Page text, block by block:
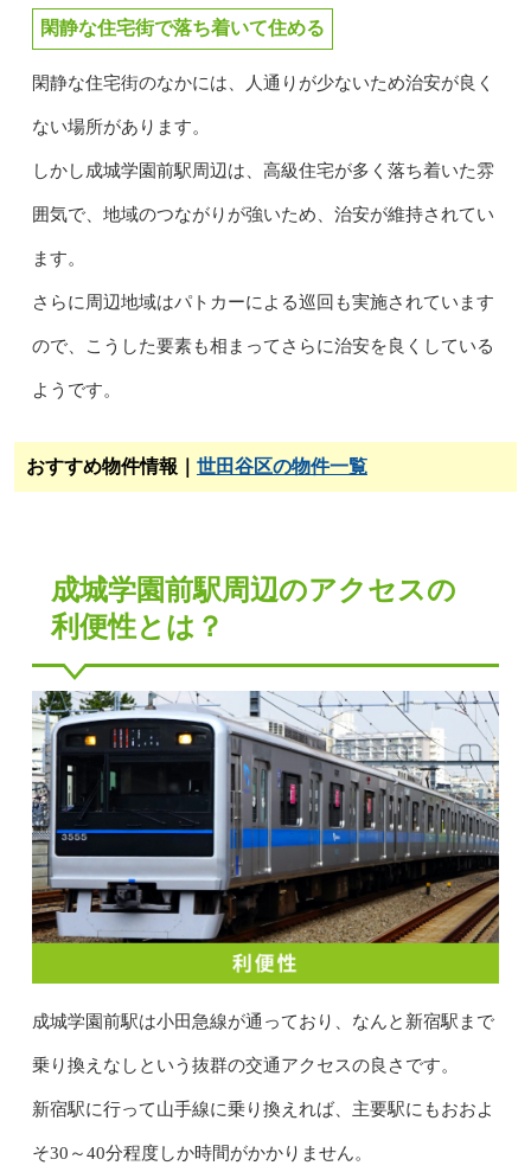
閑静な住宅街で落ち着いて住める
閑静な住宅街のなかには、人通りが少ないため治安が良く
ない場所があります。
しかし成城学園前駅周辺は、高級住宅が多く落ち着いた雰
囲気で、地域のつながりが強いため、治安が維持されてい
ます。
さらに周辺地域はパトカーによる巡回も実施されています
ので、こうした要素も相まってさらに治安を良くしている
ようです。
おすすめ物件情報｜ 世田谷区の物件一覧
成城学園前駅周辺のアクセスの
利便性とは？
成城学園前駅は小田急線が通っており、なんと新宿駅まで
乗り換えなしという抜群の交通アクセスの良さです。
新宿駅に行って山手線に乗り換えれば、主要駅にもおおよ
そ30～40分程度しか時間がかかりません。